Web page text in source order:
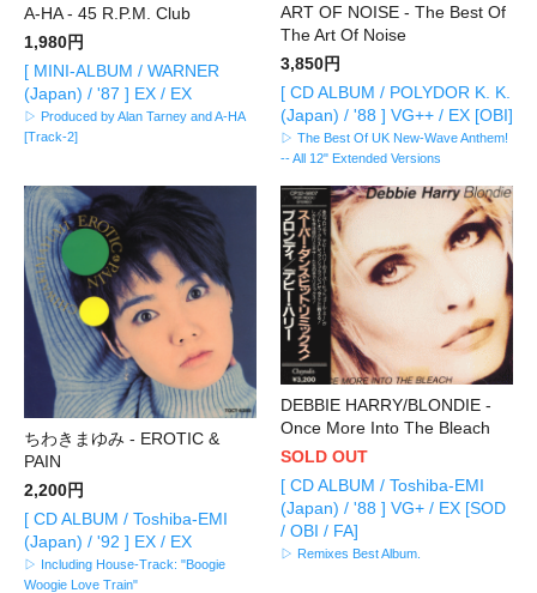
A-HA - 45 R.P.M. Club
1,980円
[ MINI-ALBUM / WARNER
(Japan) / '87 ] EX / EX
▷ Produced by Alan Tarney and A-HA
[Track-2]
ART OF NOISE - The Best Of
The Art Of Noise
3,850円
[ CD ALBUM / POLYDOR K. K.
(Japan) / '88 ] VG++ / EX [OBI]
▷ The Best Of UK New-Wave Anthem!
-- All 12" Extended Versions
ちわきまゆみ - EROTIC &
PAIN
2,200円
[ CD ALBUM / Toshiba-EMI
(Japan) / '92 ] EX / EX
▷ Including House-Track: "Boogie
Woogie Love Train"
DEBBIE HARRY/BLONDIE -
Once More Into The Bleach
SOLD OUT
[ CD ALBUM / Toshiba-EMI
(Japan) / '88 ] VG+ / EX [SOD
/ OBI / FA]
▷ Remixes Best Album.